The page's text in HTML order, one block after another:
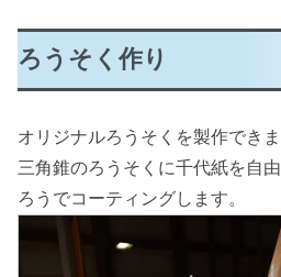
ろうそく作り
オリジナルろうそくを製作できま
三角錐のろうそくに千代紙を自
ろうでコーティングします。